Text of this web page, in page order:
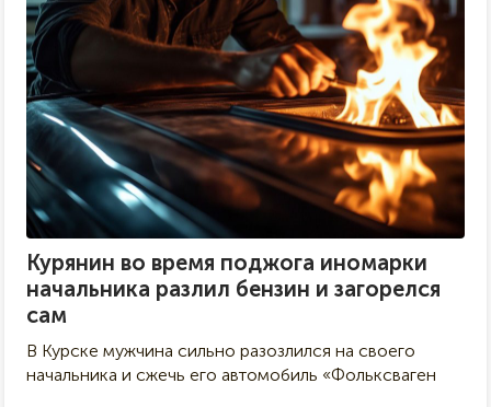
Курянин во время поджога иномарки
начальника разлил бензин и загорелся
сам
В Курске мужчина сильно разозлился на своего
начальника и сжечь его автомобиль «Фольксваген